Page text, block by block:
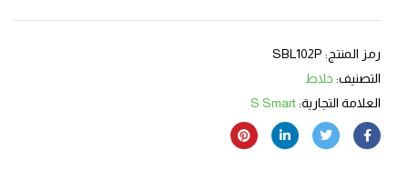
رمز المنتج: SBL102P
التصنيف: خلاط
العلامة التجارية:S Smart